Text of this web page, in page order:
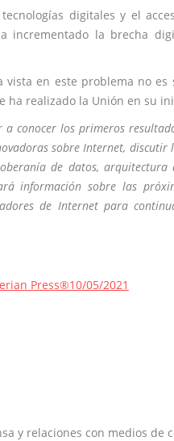
digitales y el
incrementado la brecha
en este problema no
realizado la Unión en su
conocer los primeros
sobre Internet,
de datos, arquitectura
información sobre las
de Internet para
Press®10/05/2021
y relaciones con medios de